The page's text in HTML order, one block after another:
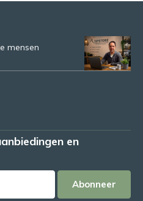
mensen
en
Abonneer